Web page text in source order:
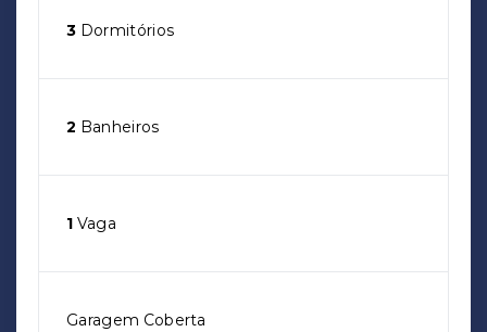
3 Dormitórios
2 Banheiros
1 Vaga
Garagem Coberta